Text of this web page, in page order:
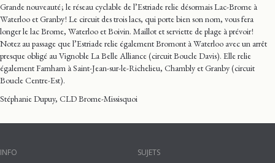
Grande nouveauté ; le réseau cyclable de l’Estriade relie désormais Lac-Brome à
Waterloo et Granby ! Le circuit des trois lacs, qui porte bien son nom, vous fera
longer le lac Brome, Waterloo et Boivin. Maillot et serviette de plage à prévoir !
Notez au passage que l’Estriade relie également Bromont à Waterloo avec un arrêt
presque obligé au Vignoble La Belle Alliance (circuit Boucle Davis). Elle relie
également Farnham à Saint-Jean-sur-le-Richelieu, Chambly et Granby (circuit
Boucle Centre-Est).
Stéphanie Dupuy, CLD Brome-Missisquoi
INFO SUJETS